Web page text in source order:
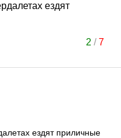
ездят
2 /7
ездят приличные